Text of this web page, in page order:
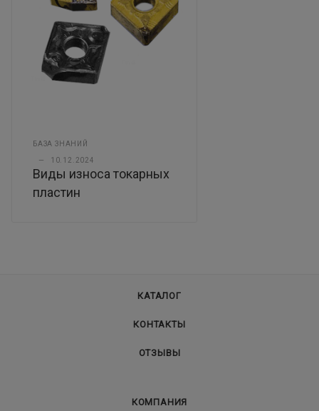
БАЗА ЗНАНИЙ
— 10.12.2024
Виды износа токарных
пластин
КАТАЛОГ
КОНТАКТЫ
ОТЗЫВЫ
КОМПАНИЯ